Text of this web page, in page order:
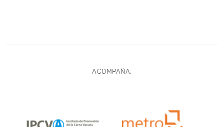
ACOMPAÑA: